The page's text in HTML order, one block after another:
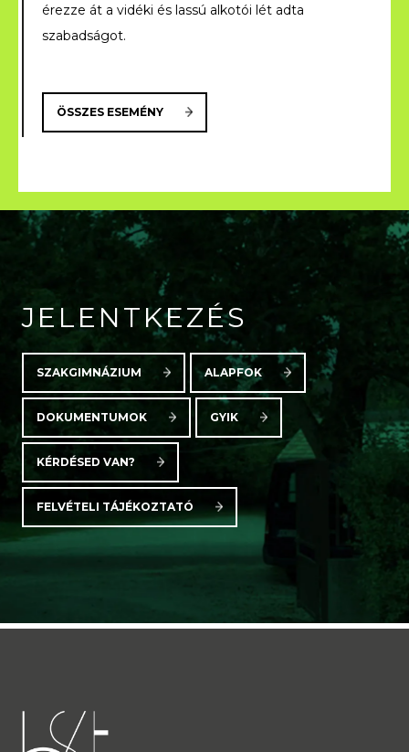
érezze át a vidéki és lassú alkotói lét adta
szabadságot.
ÖSSZES ESEMÉNY
JELENTKEZÉS
SZAKGIMNÁZIUM ALAPFOK
DOKUMENTUMOK GYIK
KÉRDÉSED VAN?
FELVÉTELI TÁJÉKOZTATÓ